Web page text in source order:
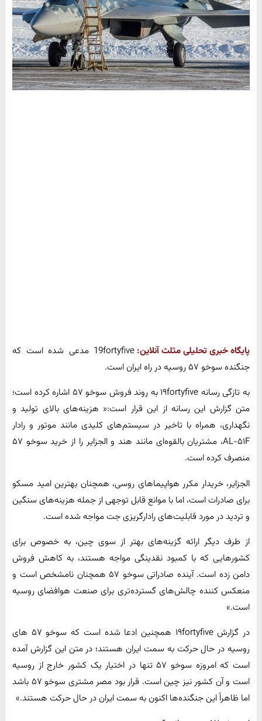
پایگاه خبری تحلیلی مثلث آنلاین:
19fortyfive مدعی شده است که
جنگنده سوخو ۵۷ روسیه در راه ایران است.
به تازگی رسانه ۱۹fortyfive به روند فروش سوخو ۵۷ اشاره کرده است؛
متن گزارش این رسانه از این قرار است:« هزینه‌های بالای تولید و
نگهداری، همراه با تاخیر در سیستم‌های کلیدی مانند موتور و رادار
AL-۵۱F، مشتریان بالقوه‌ای مانند هند و الجزایر را از خرید سوخو ۵۷
منصرف کرده است.
الجزایر، خریدار مکرر هواپیماهای روسی، همچنان بهترین امید مسکو
برای صادرات است، اما با موانع قابل توجهی از جمله هزینه‌های سنگین
و تردید در مورد قابلیت‌های رادارگریزی جت مواجه شده است.
از طرف دیگر ارائه گزینه‌های بهتر از سوی چین، به خصوص برای
کشورهایی که با کمبود نقدینگی مواجه هستند، به کاهش فروش
دامن زده است. آینده صادراتی سوخو ۵۷ همچنان نامشخص است و
منعکس کننده چالش‌های گسترده‌تری برای صنعت هوافضای روسیه
است.»
در گزارش ۱۹fortyfive همچنین ادعا شده است که سوخو ۵۷ های
روسیه در حال حرکت به سمت ایران‌ هستند؛ در متن این گزارش آمده
است که امروزه سوخو ۵۷ تنها در اختیار یک کشور خارج از روسیه
است و آن کشور نیز چین است. قرار بود مصر مشتری سوخو ۵۷ باشد
اما ظاهراً این جنگنده‌ها اکنون به سمت ایران در حال حرکت هستند.»